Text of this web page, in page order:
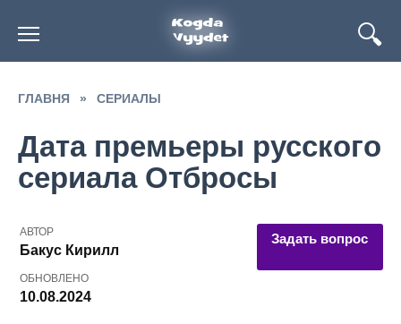
содержанию
ГЛАВНЯ » СЕРИАЛЫ
Дата премьеры русского
сериала Отбросы
АВТОР
Бакус Кирилл
Задать вопрос
ОБНОВЛЕНО
10.08.2024